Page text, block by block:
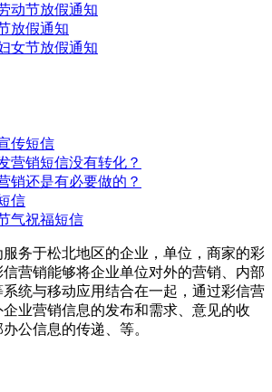
动节放假通知
放假通知
女节放假通知
传短信
营销短信没有转化？
销还是有必要做的？
信
气祝福短信
务于松北地区的企业，单位，商家的彩
营销能够将企业单位对外的营销、内部
统与移动应用结合在一起，通过彩信营
业营销信息的发布和需求、意见的收
公信息的传递、等。